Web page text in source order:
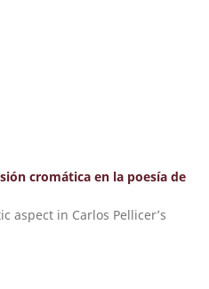
cromática en la poesía de
aspect in Carlos Pellicer’s